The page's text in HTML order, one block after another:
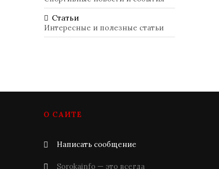
Статьи
Интересные и полезные статьи
О САЙТЕ
Написать сообщение
Sorokainfo — это всегда